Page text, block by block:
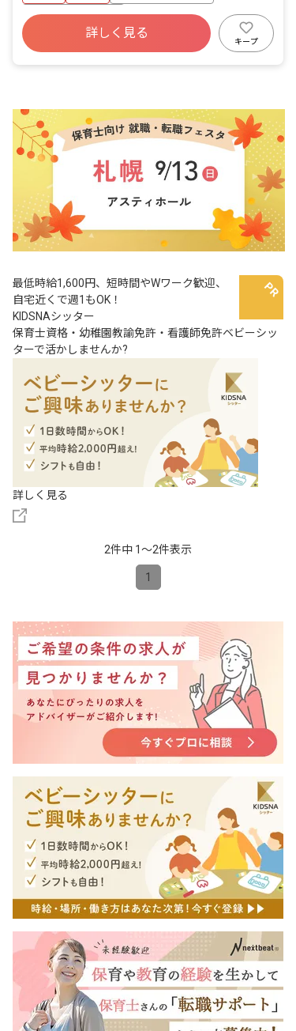
年間休日120日以上
寮・住宅・家賃補助あり
社会保険完備
詳しく見る
キープ
最低時給1,600円、短時間やWワーク歓迎、
自宅近くで週1もOK！
KIDSNAシッター
保育士資格・幼稚園教諭免許・看護師免許ベビーシッ
ターで活かしませんか?
詳しく見る
2件中 1〜2件表示
1